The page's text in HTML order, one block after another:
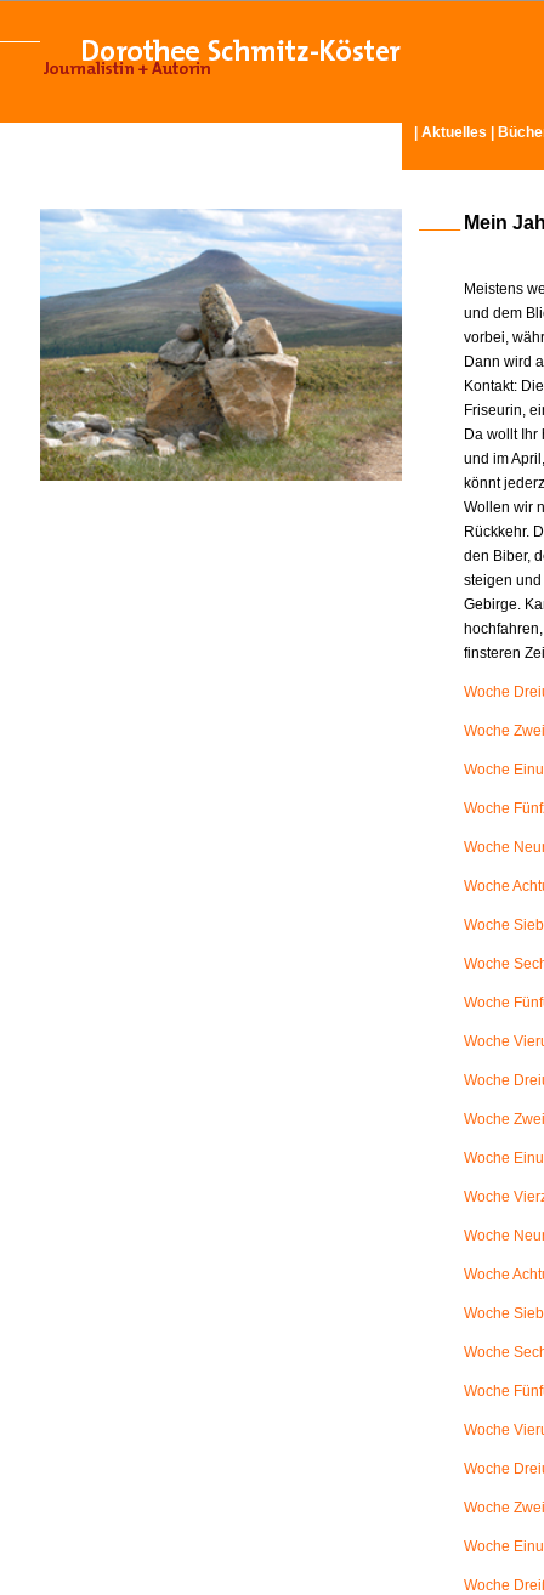
Aktuelles
Mein
Meistens
und dem
vorbei,
Dann wird
Kontakt:
Friseurin,
Da wollt
und im
könnt
Wollen wir
Rückkehr.
den Biber,
steigen
Gebirge.
finsteren
Woche
Woche
Woche
Woche
Woche
Woche
Woche
Woche
Woche
Woche
Woche
Woche
Woche
Woche
Woche
Woche
Woche
Woche
Woche
Woche
Woche
Woche
Woche
Woche